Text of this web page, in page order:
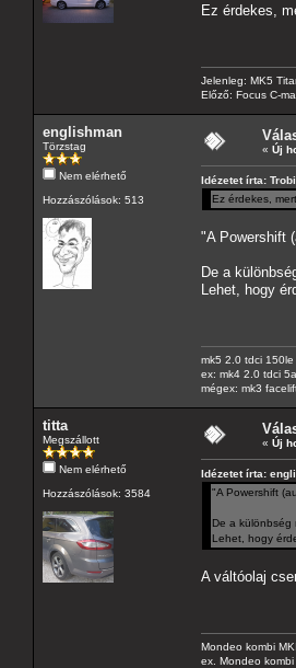
Ez érdekes,
Jelenleg: MK5
Előző: Focus C-
englishman
Törzstag
Nem elérhető
Hozzászólások: 513
« Új
Idézetet írta:
Ez érdekes,
"A Powershift
De a
Lehet, hogy
mk5 2.0 tdci
ex: mk4 2.0 tdci
mégex: mk3
titta
Megszállott
Nem elérhető
Hozzászólások: 3584
« Új
Idézetet írta:
"A Powershift
De a különbség
Lehet, hogy
A váltóolaj
Mondeo kombi
ex. Mondeo